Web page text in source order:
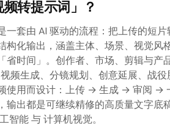
转提示词」？
一套由 AI 驱动的流程：把上传的短
构化输出，涵盖主体、场景、视觉风
省时间」。创作者、市场、剪辑与
频生成、分镜规划、创意延展、战
使用而设计：上传 → 生成 → 审阅 →
输出都是可继续精修的高质量文字底稿
智能与计算机视觉。